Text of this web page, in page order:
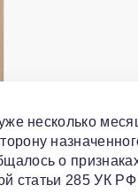
несколько
о
статьи 285 УК РФ